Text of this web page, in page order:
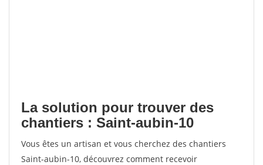
La solution pour trouver des
chantiers : Saint-aubin-10
Vous êtes un artisan et vous cherchez des chantiers
Saint-aubin-10, découvrez comment recevoir